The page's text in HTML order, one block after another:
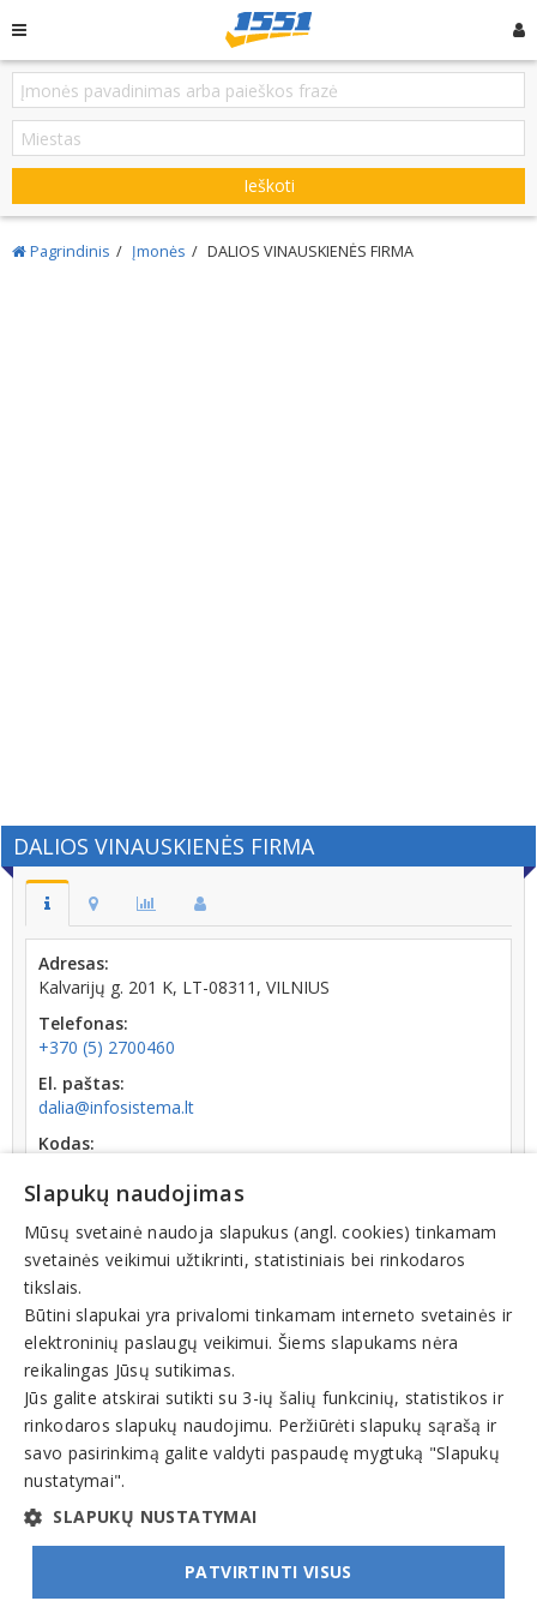
Ieškoti
Pagrindinis Įmonės DALIOS VINAUSKIENĖS FIRMA
DALIOS VINAUSKIENĖS FIRMA
Adresas:
Kalvarijų g. 201 K, LT-08311, VILNIUS
Telefonas:
+370 (5) 2700460
El. paštas:
dalia@infosistema.lt
Kodas:
PVM kodas:
LT218528418
Registracijos data:
1993-04-30
Veiklos sritys
Buhalterinė apskaita, auditas
© INFOMINTA, UAB. Visos teisės saugomos. Telefonas
info@1551.info
Slapukų naudojimas
Mūsų svetainė naudoja slapukus (angl. cookies) tinkamam
svetainės veikimui užtikrinti, statistiniais bei rinkodaros
tikslais.
Būtini slapukai yra privalomi tinkamam interneto svetainės ir
elektroninių paslaugų veikimui. Šiems slapukams nėra
reikalingas Jūsų sutikimas.
Jūs galite atskirai sutikti su 3-ių šalių funkcinių, statistikos ir
rinkodaros slapukų naudojimu. Peržiūrėti slapukų sąrašą ir
savo pasirinkimą galite valdyti paspaudę mygtuką "Slapukų
nustatymai".
SLAPUKŲ NUSTATYMAI
PATVIRTINTI VISUS